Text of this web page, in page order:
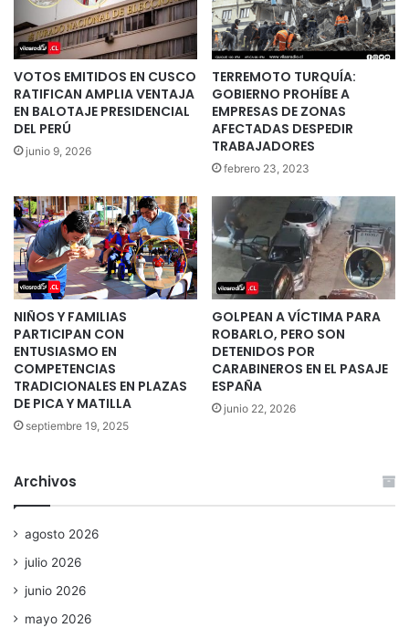
VOTOS EMITIDOS EN CUSCO
RATIFICAN AMPLIA VENTAJA
EN BALOTAJE PRESIDENCIAL
DEL PERÚ
junio 9, 2026
TERREMOTO TURQUÍA:
GOBIERNO PROHÍBE A
EMPRESAS DE ZONAS
AFECTADAS DESPEDIR
TRABAJADORES
febrero 23, 2023
NIÑOS Y FAMILIAS
PARTICIPAN CON
ENTUSIASMO EN
COMPETENCIAS
TRADICIONALES EN PLAZAS
DE PICA Y MATILLA
septiembre 19, 2025
GOLPEAN A VÍCTIMA PARA
ROBARLO, PERO SON
DETENIDOS POR
CARABINEROS EN EL PASAJE
ESPAÑA
junio 22, 2026
Archivos
agosto 2026
julio 2026
junio 2026
mayo 2026